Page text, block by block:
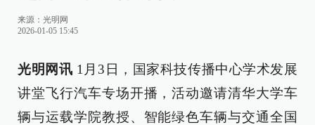
来源： 光明网
2026-01-05 15:45
光明网讯 1月3日，国家科技传播中心学术发展
讲堂飞行汽车专场开播，活动邀请清华大学车
辆与运载学院教授、智能绿色车辆与交通全国